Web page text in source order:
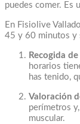
puedes comer. Es
En Fisiolive
45 y 60 minutos y
Recogida
horarios
has tenido,
Valoración
perímetros
muscular.